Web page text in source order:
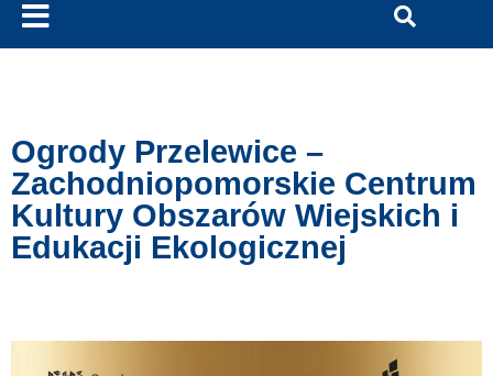
Ogrody Przelewice –
Zachodniopomorskie Centrum
Kultury Obszarów Wiejskich i
Edukacji Ekologicznej